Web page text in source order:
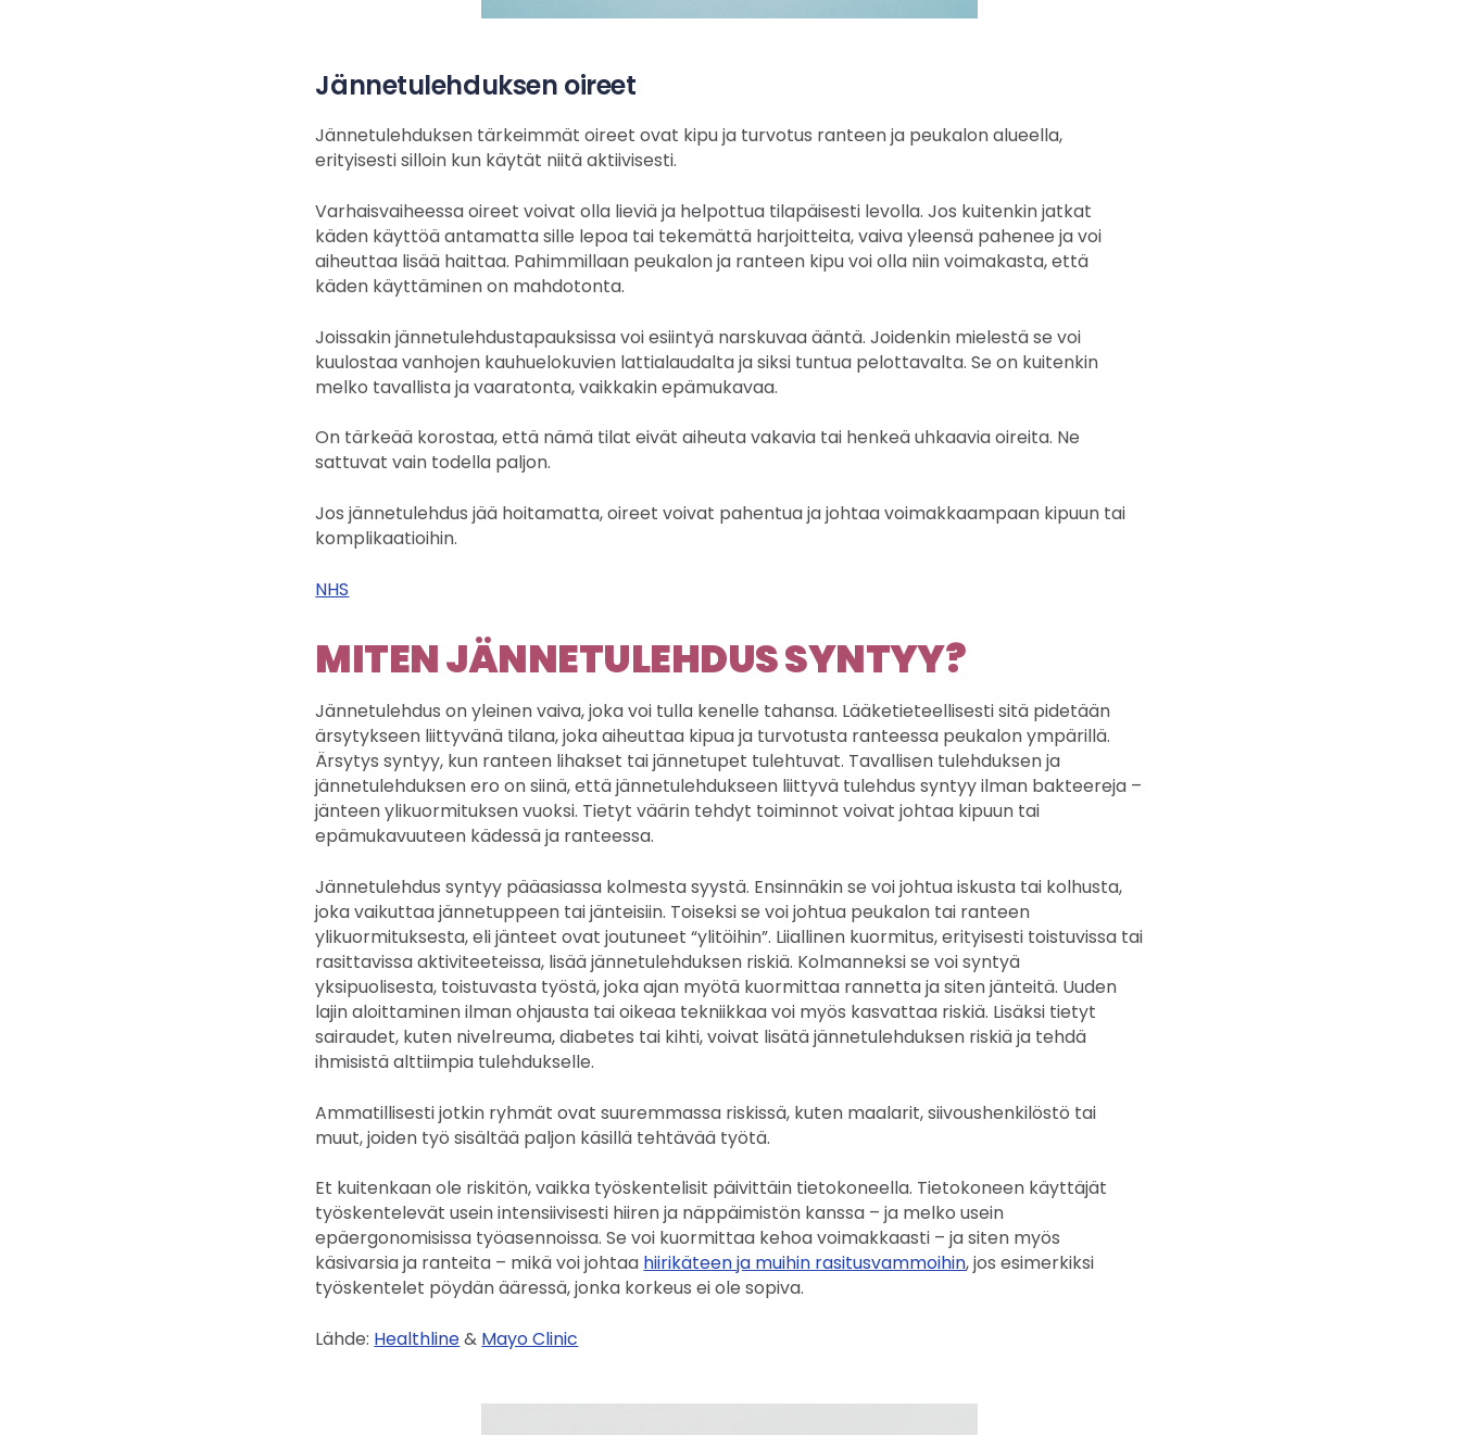
Jännetulehduksen oireet
Jännetulehduksen tärkeimmät oireet ovat kipu ja turvotus ranteen ja peukalon alueella,
erityisesti silloin kun käytät niitä aktiivisesti.
Varhaisvaiheessa oireet voivat olla lieviä ja helpottua tilapäisesti levolla. Jos kuitenkin jatkat
käden käyttöä antamatta sille lepoa tai tekemättä harjoitteita, vaiva yleensä pahenee ja voi
aiheuttaa lisää haittaa. Pahimmillaan peukalon ja ranteen kipu voi olla niin voimakasta, että
käden käyttäminen on mahdotonta.
Joissakin jännetulehdustapauksissa voi esiintyä narskuvaa ääntä. Joidenkin mielestä se voi
kuulostaa vanhojen kauhuelokuvien lattialaudalta ja siksi tuntua pelottavalta. Se on kuitenkin
melko tavallista ja vaaratonta, vaikkakin epämukavaa.
On tärkeää korostaa, että nämä tilat eivät aiheuta vakavia tai henkeä uhkaavia oireita. Ne
sattuvat vain todella paljon.
Jos jännetulehdus jää hoitamatta, oireet voivat pahentua ja johtaa voimakkaampaan kipuun tai
komplikaatioihin.
NHS
MITEN JÄNNETULEHDUS SYNTYY?
Jännetulehdus on yleinen vaiva, joka voi tulla kenelle tahansa. Lääketieteellisesti sitä pidetään
ärsytykseen liittyvänä tilana, joka aiheuttaa kipua ja turvotusta ranteessa peukalon ympärillä.
Ärsytys syntyy, kun ranteen lihakset tai jännetupet tulehtuvat. Tavallisen tulehduksen ja
jännetulehduksen ero on siinä, että jännetulehdukseen liittyvä tulehdus syntyy ilman bakteereja –
jänteen ylikuormituksen vuoksi. Tietyt väärin tehdyt toiminnot voivat johtaa kipuun tai
epämukavuuteen kädessä ja ranteessa.
Jännetulehdus syntyy pääasiassa kolmesta syystä. Ensinnäkin se voi johtua iskusta tai kolhusta,
joka vaikuttaa jännetuppeen tai jänteisiin. Toiseksi se voi johtua peukalon tai ranteen
ylikuormituksesta, eli jänteet ovat joutuneet “ylitöihin”. Liiallinen kuormitus, erityisesti toistuvissa tai
rasittavissa aktiviteeteissa, lisää jännetulehduksen riskiä. Kolmanneksi se voi syntyä
yksipuolisesta, toistuvasta työstä, joka ajan myötä kuormittaa rannetta ja siten jänteitä. Uuden
lajin aloittaminen ilman ohjausta tai oikeaa tekniikkaa voi myös kasvattaa riskiä. Lisäksi tietyt
sairaudet, kuten nivelreuma, diabetes tai kihti, voivat lisätä jännetulehduksen riskiä ja tehdä
ihmisistä alttiimpia tulehdukselle.
Ammatillisesti jotkin ryhmät ovat suuremmassa riskissä, kuten maalarit, siivoushenkilöstö tai
muut, joiden työ sisältää paljon käsillä tehtävää työtä.
Et kuitenkaan ole riskitön, vaikka työskentelisit päivittäin tietokoneella. Tietokoneen käyttäjät
työskentelevät usein intensiivisesti hiiren ja näppäimistön kanssa – ja melko usein
epäergonomisissa työasennoissa. Se voi kuormittaa kehoa voimakkaasti – ja siten myös
käsivarsia ja ranteita – mikä voi johtaa hiirikäteen ja muihin rasitusvammoihin, jos esimerkiksi
työskentelet pöydän ääressä, jonka korkeus ei ole sopiva.
Lähde: Healthline& Mayo Clinic